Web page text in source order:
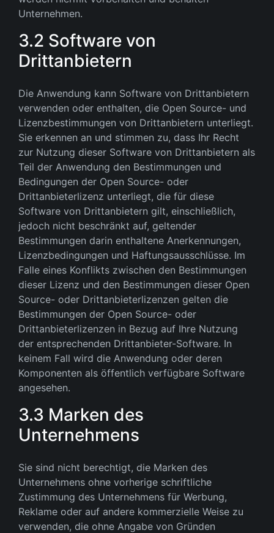
Unternehmen.
3.2 Software von
Drittanbietern
Die Anwendung kann Software von Drittanbietern
verwenden oder enthalten, die Open Source- und
Lizenzbestimmungen von Drittanbietern unterliegt.
Sie erkennen an und stimmen zu, dass Ihr Recht
zur Nutzung dieser Software von Drittanbietern als
Teil der Anwendung den Bestimmungen und
Bedingungen der Open Source- oder
Drittanbieterlizenz unterliegt, die für diese
Software von Drittanbietern gilt, einschließlich,
jedoch nicht beschränkt auf, geltender
Bestimmungen darin enthaltene Anerkennungen,
Lizenzbedingungen und Haftungsausschlüsse. Im
Falle eines Konflikts zwischen den Bestimmungen
dieser Lizenz und den Bestimmungen dieser Open
Source- oder Drittanbieterlizenzen gelten die
Bestimmungen der Open Source- oder
Drittanbieterlizenzen in Bezug auf Ihre Nutzung
der entsprechenden Drittanbieter-Software. In
keinem Fall wird die Anwendung oder deren
Komponenten als öffentlich verfügbare Software
angesehen.
3.3 Marken des
Unternehmens
Sie sind nicht berechtigt, die Marken des
Unternehmens ohne vorherige schriftliche
Zustimmung des Unternehmens für Werbung,
Reklame oder auf andere kommerzielle Weise zu
verwenden, die ohne Angabe von Gründen